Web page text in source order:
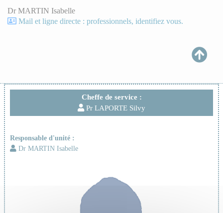
Cheffe de service :
Pr LAPORTE Silvy
Responsable d'unité :
Dr MARTIN Isabelle
Dr MARTIN Isabelle
Mail et ligne directe : professionnels, identifiez vous.